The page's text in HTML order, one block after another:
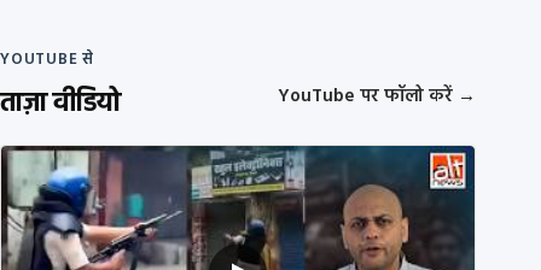
YOUTUBE से
ताज़ा वीडियो YouTube पर फॉलो करें →